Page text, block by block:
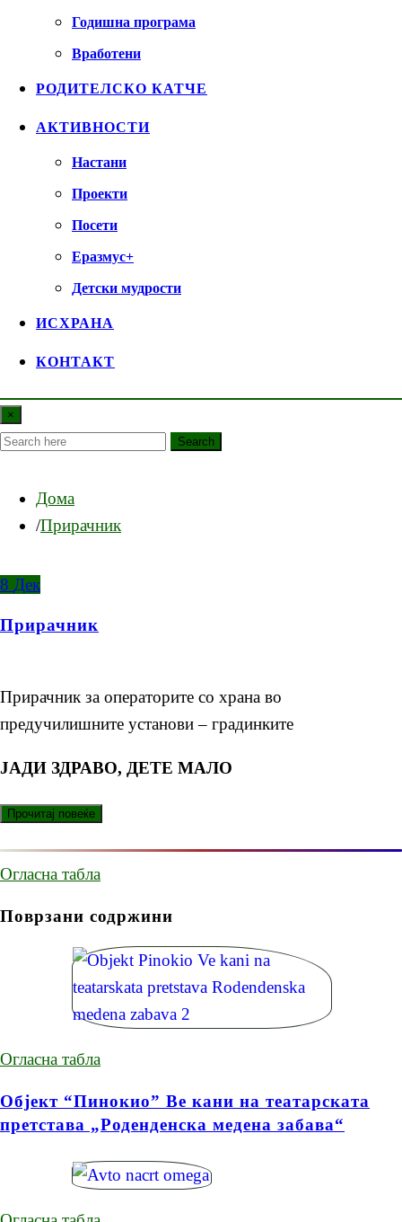
Годишна програма
Вработени
РОДИТЕЛСКО КАТЧЕ
АКТИВНОСТИ
Настани
Проекти
Посети
Еразмус+
Детски мудрости
ИСХРАНА
КОНТАКТ
×
Search
Дома
Прирачник
8 Дек
Прирачник
Прирачник за операторите со храна во
предучилишните установи – градинките
ЈАДИ ЗДРАВО, ДЕТЕ МАЛО
Огласна табла
Поврзани содржини
Огласна табла
Објект “Пинокио” Ве кани на театарската
претстава „Роденденска медена забава“